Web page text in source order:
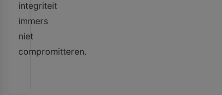
integriteit
immers
niet
compromitteren.